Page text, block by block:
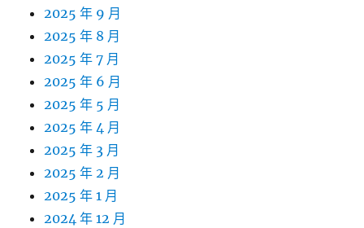
2025 年 9 月
2025 年 8 月
2025 年 7 月
2025 年 6 月
2025 年 5 月
2025 年 4 月
2025 年 3 月
2025 年 2 月
2025 年 1 月
2024 年 12 月